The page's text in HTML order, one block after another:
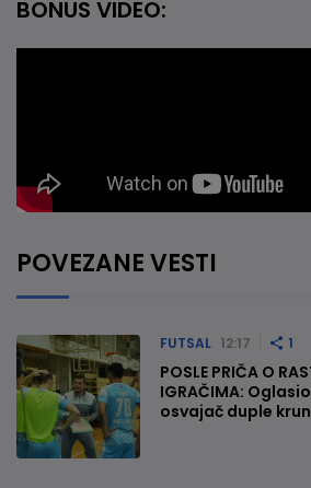
BONUS VIDEO:
POVEZANE VESTI
FUTSAL 12:17 1
POSLE PRIČA O
IGRAČIMA:
osvajač duple